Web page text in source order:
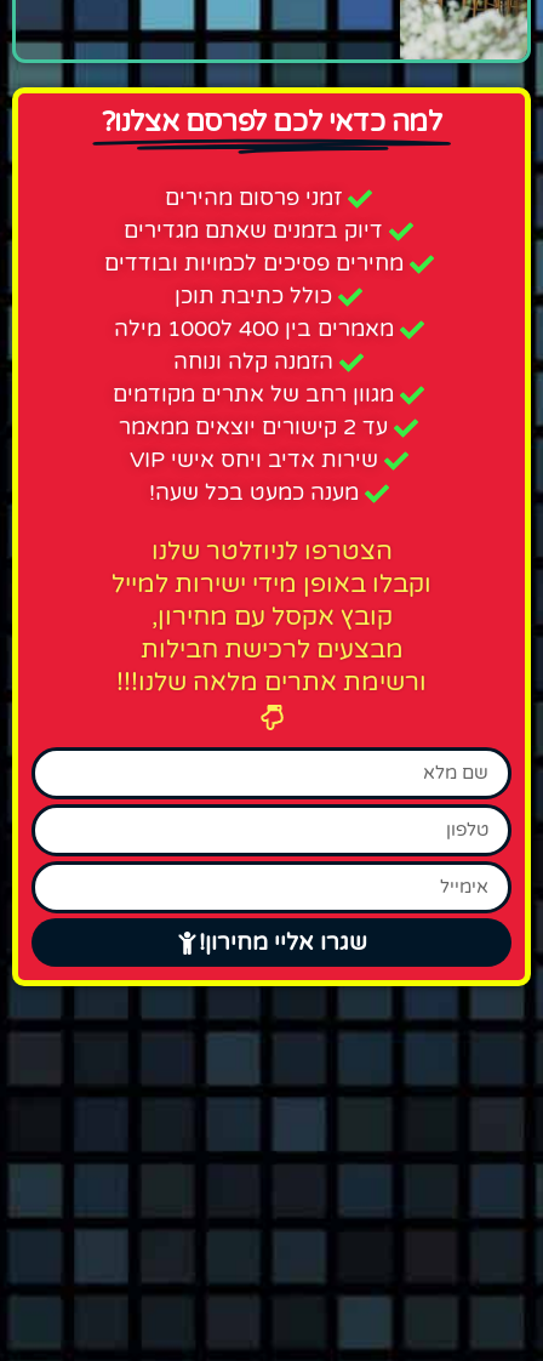
למה כדאי לכם לפרסם אצלנו?
זמני פרסום מהירים
דיוק בזמנים שאתם מגדירים
מחירים פסיכים לכמויות ובודדים
כולל כתיבת תוכן
מאמרים בין 400 ל1000 מילה
הזמנה קלה ונוחה
מגוון רחב של אתרים מקודמים
עד 2 קישורים יוצאים ממאמר
שירות אדיב ויחס אישי VIP
מענה כמעט בכל שעה!
הצטרפו לניוזלטר שלנו
וקבלו באופן מידי ישירות למייל
קובץ אקסל עם מחירון,
מבצעים לרכישת חבילות
ורשימת אתרים מלאה שלנו!!!
שגרו אליי מחירון!